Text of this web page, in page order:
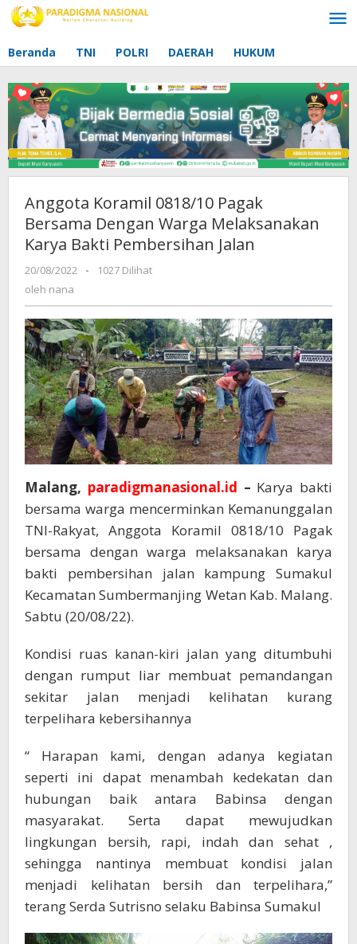
Lewati
ke
Beranda TNI POLRI DAERAH HUKUM
Anggota Koramil 0818/10 Pagak
Bersama Dengan Warga Melaksanakan
Karya Bakti Pembersihan Jalan
20/08/2022
oleh
-
1027 Dilihat
oleh nana
Malang, paradigmanasional.id – Karya bakti
bersama warga mencerminkan Kemanunggalan
TNI-Rakyat, Anggota Koramil 0818/10 Pagak
bersama dengan warga melaksanakan karya
bakti pembersihan jalan kampung Sumakul
Kecamatan Sumbermanjing Wetan Kab. Malang.
Sabtu (20/08/22).
Kondisi ruas kanan-kiri jalan yang ditumbuhi
dengan rumput liar membuat pemandangan
sekitar jalan menjadi kelihatan kurang
terpelihara kebersihannya
“ Harapan kami, dengan adanya kegiatan
seperti ini dapat menambah kedekatan dan
hubungan baik antara Babinsa dengan
masyarakat. Serta dapat mewujudkan
lingkungan bersih, rapi, indah dan sehat ,
sehingga nantinya membuat kondisi jalan
menjadi kelihatan bersih dan terpelihara,”
terang Serda Sutrisno selaku Babinsa Sumakul